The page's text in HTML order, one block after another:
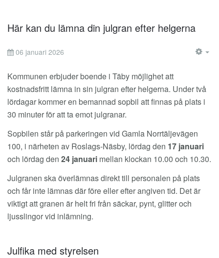
Här kan du lämna din julgran efter helgerna
06 januari 2026
Kommunen erbjuder boende i Täby möjlighet att
kostnadsfritt lämna in sin julgran efter helgerna. Under två
lördagar kommer en bemannad sopbil att finnas på plats i
30 minuter för att ta emot julgranar.
Sopbilen står på parkeringen vid Gamla Norrtäljevägen
100, i närheten av Roslags-Näsby, lördag den 17 januari
och lördag den 24 januari mellan klockan 10.00 och 10.30.
Julgranen ska överlämnas direkt till personalen på plats
och får inte lämnas där före eller efter angiven tid. Det är
viktigt att granen är helt fri från säckar, pynt, glitter och
ljusslingor vid inlämning.
Julfika med styrelsen